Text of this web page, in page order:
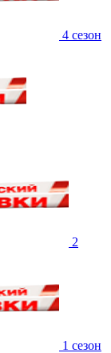
4 сезон
2
1 сезон